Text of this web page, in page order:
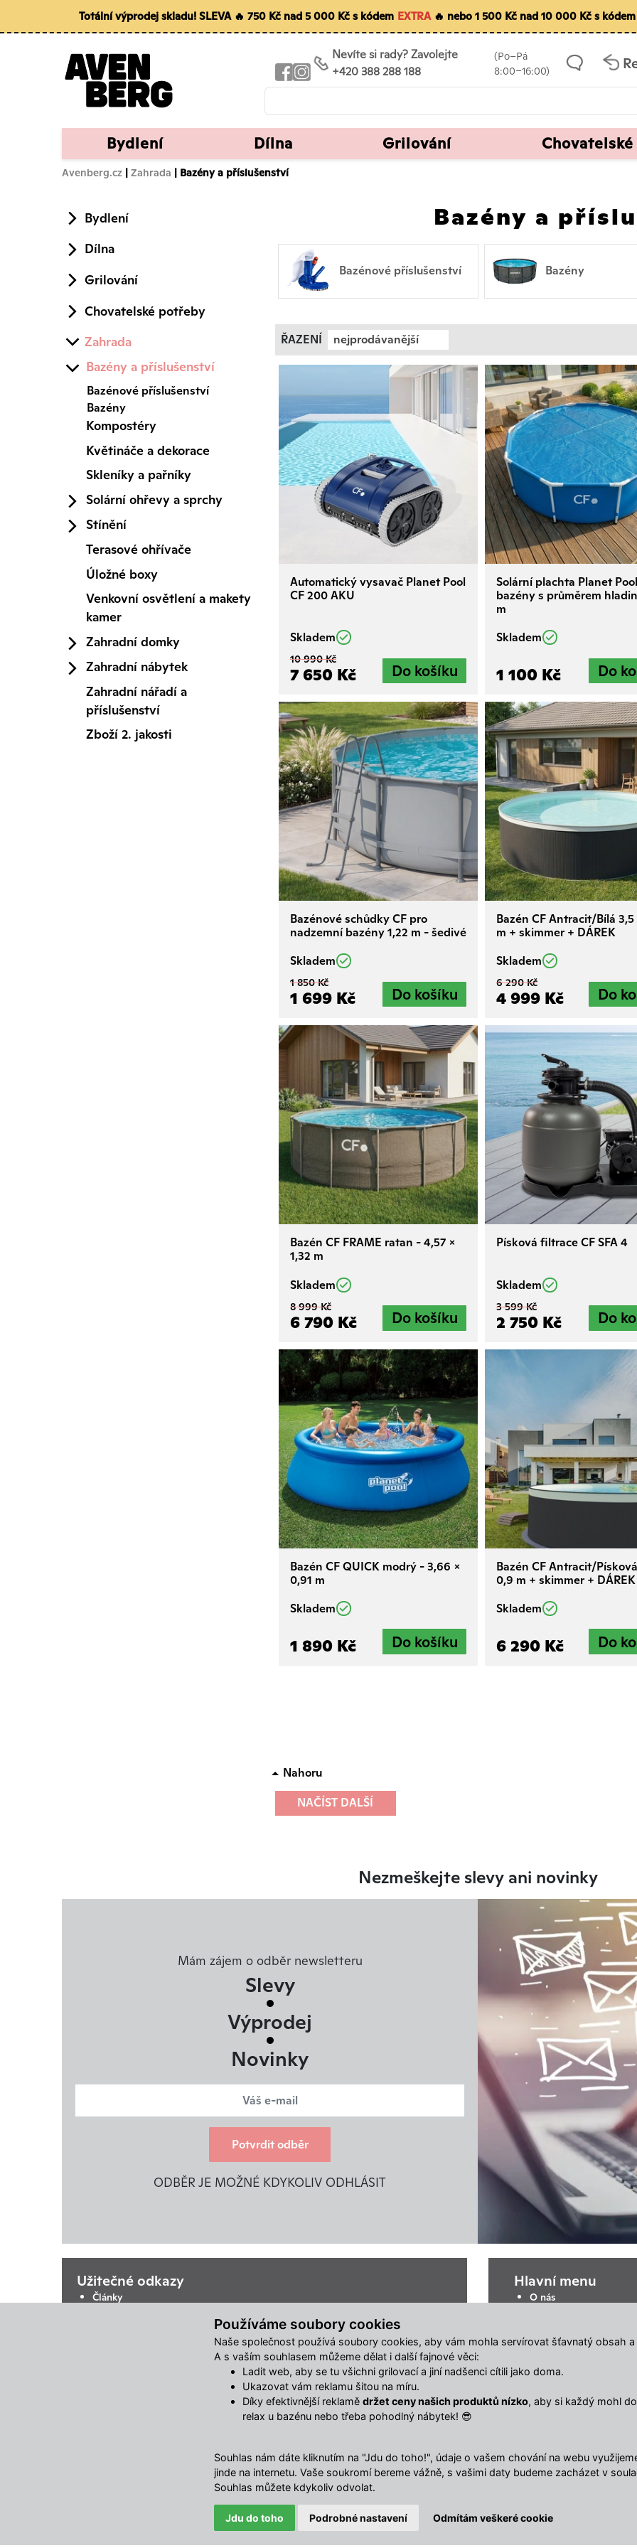
Používáme soubory cookies
Naše společnost používá soubory cookies, aby vám mohla servírovat šťavnatý obsah a
A s vaším souhlasem můžeme dělat i další fajnové věci:
Ladit web, aby se tu všichni grilovací a jiní nadšenci cítili jako doma.
Ukazovat vám reklamu šitou na míru.
Díky efektivnější reklamě držet ceny našich produktů nízko, aby si každý mohl
relax u bazénu nebo třeba pohodlný nábytek! 😎
Souhlas nám dáte kliknutím na "Jdu do toho!", údaje o vašem chování na webu
jinde na internetu. Vaše soukromí bereme vážně, s vašimi daty budeme zacházet v
Souhlas můžete kdykoliv odvolat.
Jdu do toho Podrobné nastavení Odmítám veškeré cookie
Totální výprodej skladu! SLEVA 🔥 750 Kč nad 5 000 Kč s kódem EXTRA🔥 nebo 1 500 Kč nad 10 000 Kč s kódem
Nevíte si rady? Zavolejte
+420 388 288 188
(Po–Pá
8:00–16:00)
Bydlení Dílna Grilování
Avenberg.cz | Zahrada | Bazény a příslušenství
Bydlení
Dílna
Grilování
Chovatelské potřeby
Zahrada
Bazény a příslušenství
Bazénové příslušenství
Bazény
Kompostéry
Květináče a dekorace
Skleníky a pařníky
Solární ohřevy a sprchy
Stínění
Terasové ohřívače
Úložné boxy
Venkovní osvětlení a makety
kamer
Zahradní domky
Zahradní nábytek
Zahradní nářadí a
příslušenství
Zboží 2. jakosti
Bazény a
Bazénové příslušenství Bazény
ŘAZENÍ nejprodávanější
Automatický vysavač Planet Pool
CF 200 AKU
Skladem
10 990 Kč
7 650 Kč
Solární plachta Planet
bazény s průměrem
m
Skladem
1 100 Kč
Bazénové schůdky CF pro
nadzemní bazény 1,22 m - šedivé
Skladem
1 850 Kč
1 699 Kč
Bazén CF Antracit/Bílá
m + skimmer + DÁREK
Skladem
6 290 Kč
4 999 Kč
Bazén CF FRAME ratan - 4,57 x
1,32 m
Skladem
8 999 Kč
6 790 Kč
Písková filtrace CF SFA 4
Skladem
3 599 Kč
2 750 Kč
Bazén CF QUICK modrý - 3,66 x
0,91 m
Skladem
1 890 Kč
Bazén CF Antracit/
0,9 m + skimmer + DÁREK
Skladem
6 290 Kč
Nahoru
NAČÍST DALŠÍ
Nezmeškejte slevy ani novinky
Mám zájem o odběr newsletteru
Slevy
Výprodej
Novinky
Potvrdit odběr
ODBĚR JE MOŽNÉ KDYKOLIV ODHLÁSIT
Užitečné odkazy
Články
Hlavní menu
O nás
Reklamační online